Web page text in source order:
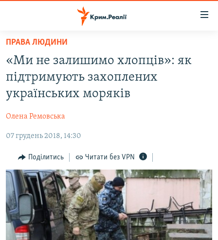
Перейти
основного
матеріалу
Перейти
до
основної
Перейти
пошуку
ВІДЕО ТА ФОТО
БЛОГИ
ПОГЛЯД
ІНТЕРВ'Ю
ВСЕ ЗА ДЕНЬ
СПЕЦПРОЕКТИ
ДЕПОРТАЦІЯ
ВІДЕОУРОКИ «ELIFBE»
ЯК ОБІЙТИ БЛОКУВАННЯ
Русский
ПРАВА ЛЮДИНИ
«Ми не залишимо хлопців»: як
підтримують захоплених
українських моряків
Олена Ремовська
07 грудень 2018, 14:30
Поділитись Читати без VPN